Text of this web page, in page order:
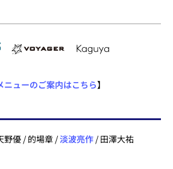
ニューのご案内はこちら】
野優 / 的場章 /淡波亮作 / 田澤大祐